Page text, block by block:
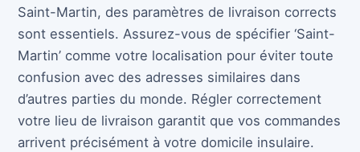
Saint-Martin, des paramètres de livraison corrects
sont essentiels. Assurez-vous de spécifier ‘Saint-
Martin’ comme votre localisation pour éviter toute
confusion avec des adresses similaires dans
d’autres parties du monde. Régler correctement
votre lieu de livraison garantit que vos commandes
arrivent précisément à votre domicile insulaire.